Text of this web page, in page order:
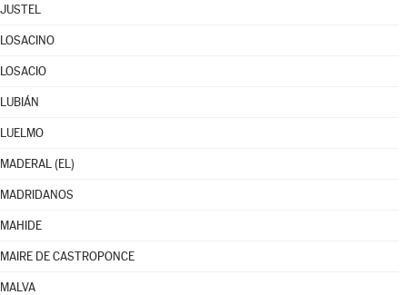
JUSTEL
LOSACINO
LOSACIO
LUBIÁN
LUELMO
MADERAL (EL)
MADRIDANOS
MAHIDE
MAIRE DE CASTROPONCE
MALVA